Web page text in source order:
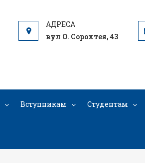
вул О. Сорохтея, 43
Вступникам Студентам